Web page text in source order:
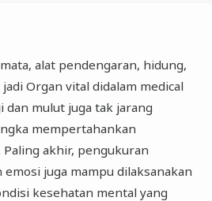
alat pendengaran, hidung,
Organ vital didalam medical
dan mulut juga tak jarang
mempertahankan
akhir, pengukuran
juga mampu dilaksanakan
kesehatan mental yang